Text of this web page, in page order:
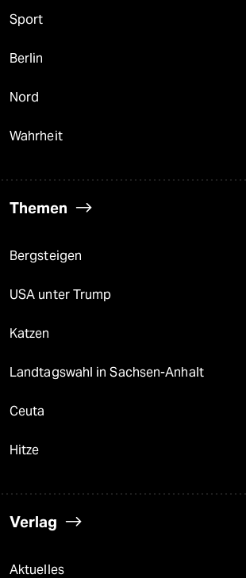
Sport
Berlin
Nord
Wahrheit
Themen
Bergsteigen
USA unter Trump
Katzen
Landtagswahl in Sachsen-Anhalt
Ceuta
Hitze
Verlag
Aktuelles